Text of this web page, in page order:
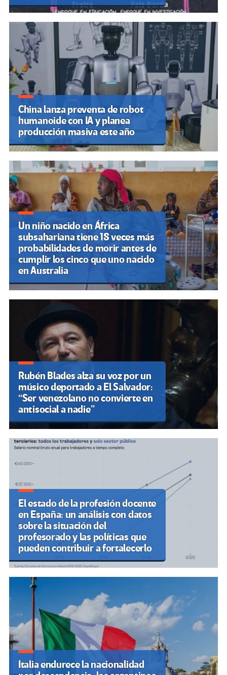
China lanza preventa de robot
humanoide con IA y planea
producción masiva este año
Un niño nacido en África
subsahariana tiene 18 veces más
probabilidades de morir antes de
cumplir los cinco que uno nacido
en Australia
Rubén Blades alza su voz por un
músico deportado a El Salvador:
“Ser venezolano no convierte en
antisocial a nadie”
El estado de la profesión docente
en España: un análisis con datos
sobre la situación del
profesorado y las políticas que
pueden contribuir a fortalecerlo
Italia endurece la nacionalidad